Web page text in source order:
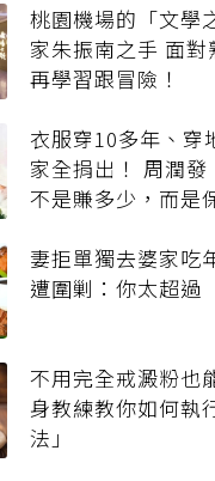
桃園機場的「文學
家朱振南之手 面對熟齡，不斷歸零
再學習跟冒險！
衣服穿10多年、穿
家全捐出！ 周潤
不是賺多少，而是
妻拒單獨去婆家吃
遭圍剿：你太超過
不用完全戒澱粉也
身教練教你如何執
法」